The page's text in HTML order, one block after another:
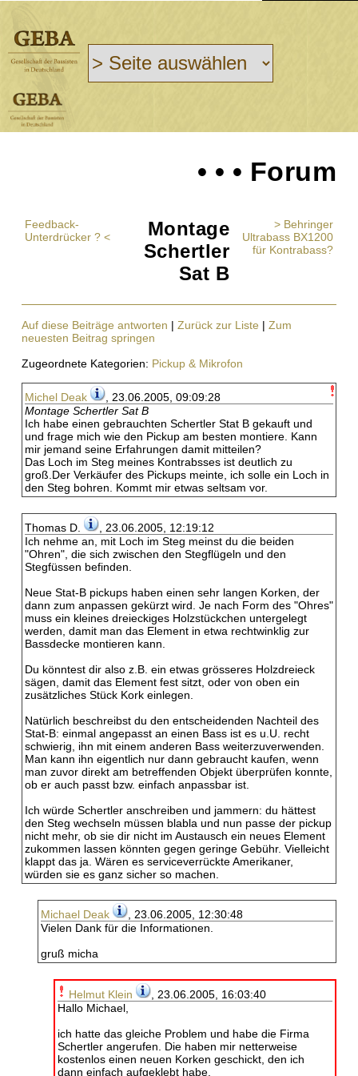
• • • Forum
Feedback-
Unterdrücker ? <
Montage
Schertler
Sat B
> Behringer
Ultrabass BX1200
für Kontrabass?
Auf diese Beiträge antworten | Zurück zur Liste | Zum
neuesten Beitrag springen
Zugeordnete Kategorien: Pickup & Mikrofon
Michel Deak
, 23.06.2005, 09:09:28
Montage Schertler Sat B
Ich habe einen gebrauchten Schertler Stat B gekauft und
und frage mich wie den Pickup am besten montiere. Kann
mir jemand seine Erfahrungen damit mitteilen?
Das Loch im Steg meines Kontrabsses ist deutlich zu
groß.Der Verkäufer des Pickups meinte, ich solle ein Loch in
den Steg bohren. Kommt mir etwas seltsam vor.
Thomas D.
, 23.06.2005, 12:19:12
Ich nehme an, mit Loch im Steg meinst du die beiden
"Ohren", die sich zwischen den Stegflügeln und den
Stegfüssen befinden.
Neue Stat-B pickups haben einen sehr langen Korken, der
dann zum anpassen gekürzt wird. Je nach Form des "Ohres"
muss ein kleines dreieckiges Holzstückchen untergelegt
werden, damit man das Element in etwa rechtwinklig zur
Bassdecke montieren kann.
Du könntest dir also z.B. ein etwas grösseres Holzdreieck
sägen, damit das Element fest sitzt, oder von oben ein
zusätzliches Stück Kork einlegen.
Natürlich beschreibst du den entscheidenden Nachteil des
Stat-B: einmal angepasst an einen Bass ist es u.U. recht
schwierig, ihn mit einem anderen Bass weiterzuverwenden.
Man kann ihn eigentlich nur dann gebraucht kaufen, wenn
man zuvor direkt am betreffenden Objekt überprüfen konnte,
ob er auch passt bzw. einfach anpassbar ist.
Ich würde Schertler anschreiben und jammern: du hättest
den Steg wechseln müssen blabla und nun passe der pickup
nicht mehr, ob sie dir nicht im Austausch ein neues Element
zukommen lassen könnten gegen geringe Gebühr. Vielleicht
klappt das ja. Wären es serviceverrückte Amerikaner,
würden sie es ganz sicher so machen.
Michael Deak
, 23.06.2005, 12:30:48
Vielen Dank für die Informationen.
gruß micha
Helmut Klein
, 23.06.2005, 16:03:40
Hallo Michael,
ich hatte das gleiche Problem und habe die Firma
Schertler angerufen. Die haben mir netterweise
kostenlos einen neuen Korken geschickt, den ich
dann einfach aufgeklebt habe.